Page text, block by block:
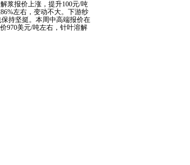
浆报价上涨，提升100元/吨
左右，变动不大。下游纱
持坚挺。本周中高端报价在
970美元/吨左右，针叶溶解